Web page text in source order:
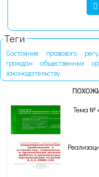
Теги
Состояние правового
граждан
общественных
законодательству
Тема №